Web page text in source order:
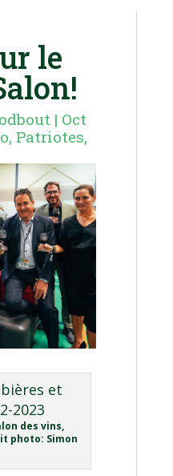
le
| Oct
, Patriotes,
des vins,
photo: Simon